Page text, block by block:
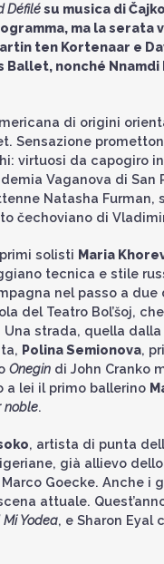
Défilésu musica di
ma la serata
ten Kortenaar e
nonché
di origini
Sensazione
virtuosi da capogiro
Vaganova di San
Natasha
čechoviano di
solisti Maria
tecnica e stile
nel passo a due
del Teatro Bol’šoj,
strada, quella dalla
Polina Semionova,
Onegin di John Cranko
a lei il primo ballerino
noble.
, artista di punta
già allievo
Goecke. Anche i
attuale.
Yodea, e Sharon Eyal